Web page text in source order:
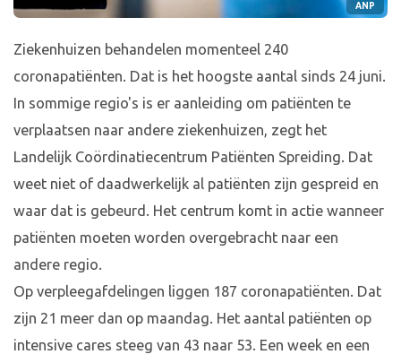
ANP
Ziekenhuizen behandelen momenteel 240
coronapatiënten. Dat is het hoogste aantal sinds 24 juni.
In sommige regio's is er aanleiding om patiënten te
verplaatsen naar andere ziekenhuizen, zegt het
Landelijk Coördinatiecentrum Patiënten Spreiding. Dat
weet niet of daadwerkelijk al patiënten zijn gespreid en
waar dat is gebeurd. Het centrum komt in actie wanneer
patiënten moeten worden overgebracht naar een
andere regio.
Op verpleegafdelingen liggen 187 coronapatiënten. Dat
zijn 21 meer dan op maandag. Het aantal patiënten op
intensive cares steeg van 43 naar 53. Een week en een